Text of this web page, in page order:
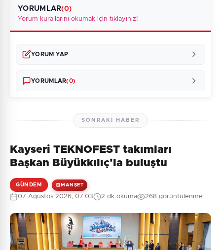
YORUMLAR(0)
Yorum kurallarını okumak için tıklayınız!
YORUM YAP
Güvenlik Sorusu:
9 + 4 = ?
YORUMLAR(0)
Henüz yorum yapılmamış. İlk yorumu siz yapın!
SONRAKI HABER
Kayseri TEKNOFEST takımları
Başkan Büyükkılıç'la buluştu
GÜNDEM MANŞET
07 Ağustos 2026, 07:03 2 dk okuma 268 görüntülenme